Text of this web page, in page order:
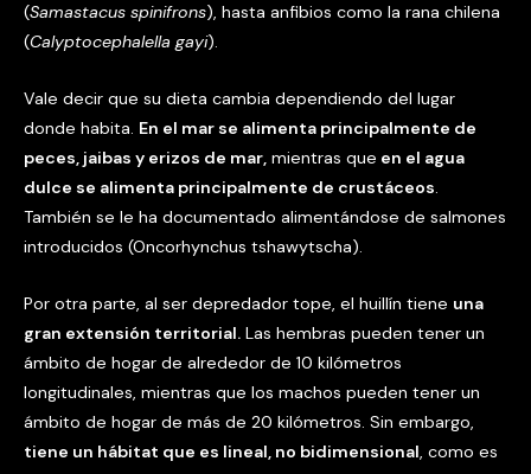
(Samastacus spinifrons), hasta anfibios como la rana chilena
(Calyptocephalella gayi).
Vale decir que su dieta cambia dependiendo del lugar
donde habita. En el mar se alimenta principalmente de
peces, jaibas y erizos de mar, mientras que en el agua
dulce se alimenta principalmente de crustáceos.
También se le ha documentado alimentándose de salmones
introducidos (Oncorhynchus tshawytscha).
Por otra parte, al ser depredador tope, el huillín tiene una
gran extensión territorial. Las hembras pueden tener un
ámbito de hogar de alrededor de 10 kilómetros
longitudinales, mientras que los machos pueden tener un
ámbito de hogar de más de 20 kilómetros. Sin embargo,
tiene un hábitat que es lineal, no bidimensional, como es